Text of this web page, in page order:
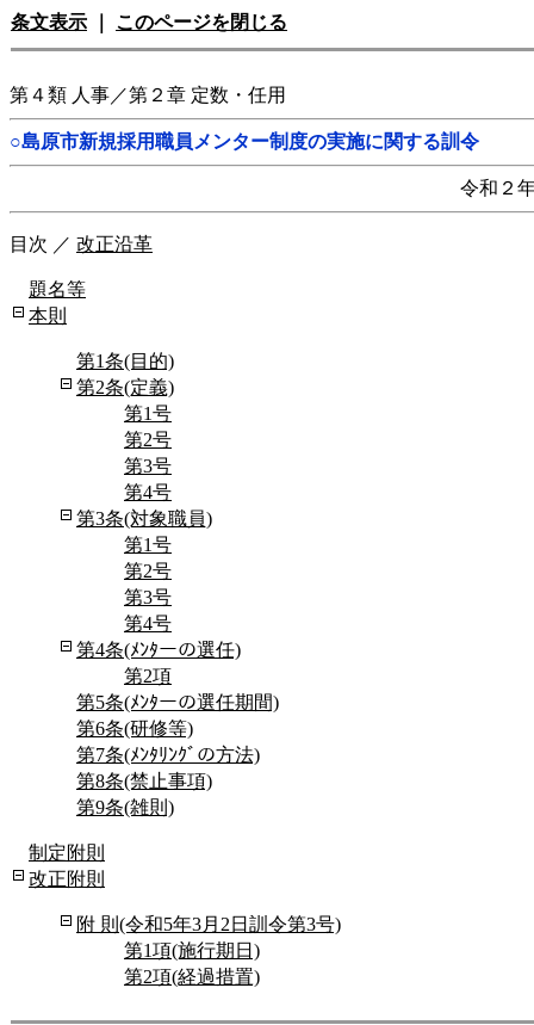
条文表示 このページを閉じる
第４類 人事／第２章 定数・任用
○島原市新規採用職員メンター制度の実施に関する訓令
令和２
目次 ／ 改正沿革
題名等
本則
第1条(目的)
第2条(定義)
第1号
第2号
第3号
第4号
第3条(対象職員)
第1号
第2号
第3号
第4号
第4条(ﾒﾝﾀーの選任)
第2項
第5条(ﾒﾝﾀーの選任期間)
第6条(研修等)
第7条(ﾒﾝﾀﾘﾝｸﾞの方法)
第8条(禁止事項)
第9条(雑則)
制定附則
改正附則
附 則(令和5年3月2日訓令第3号)
第1項(施行期日)
第2項(経過措置)